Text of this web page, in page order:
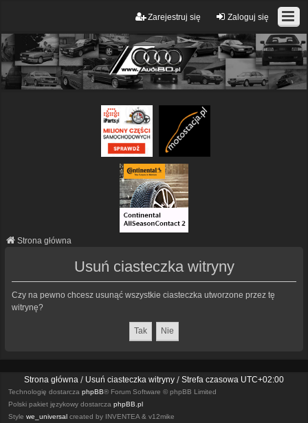
Zaloguj się
Zarejestruj się
Strona główna
Usuń ciasteczka witryny
Czy na pewno chcesz usunąć wszystkie ciasteczka utworzone przez tę
witrynę?
Strona główna Usuń ciasteczka witryny Strefa czasowa UTC+02:00
Technologię dostarcza phpBB® Forum Software © phpBB Limited
Polski pakiet językowy dostarcza phpBB.pl
Style we_universal created by INVENTEA & v12mike